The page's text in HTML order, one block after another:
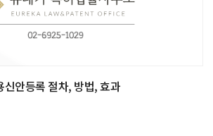
신안등록 절차, 방법, 효과